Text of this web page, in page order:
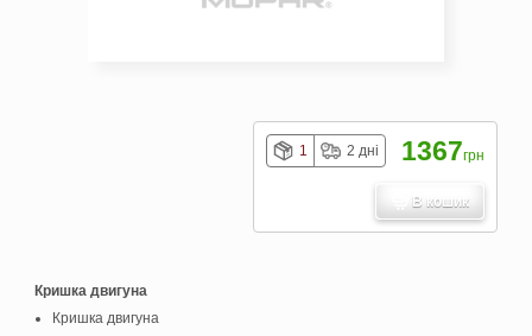
Кришка двигуна
Кришка двигуна
1 2 дні 1367грн
В кошик